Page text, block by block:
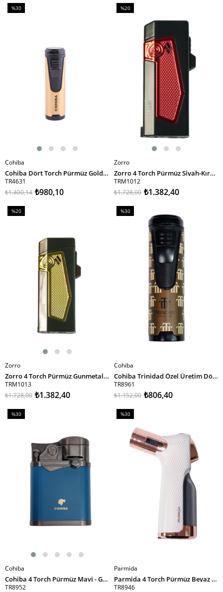
SEPETE EKLE
%30
Cohiba
Cohiba Dört Torch Pürmüz Gold Silindir Puro Çakmağı
TR4631
₺980,10
₺1.400,14
SEPETE EKLE
%20
Zorro
Zorro 4 Torch Pürmüz Siyah-Kırmızı Metal Puro Çakmağı
TRM1012
₺1.382,40
₺1.728,00
SEPETE EKLE
%20
Zorro
Zorro 4 Torch Pürmüz Gunmetal-Sarı Metal Puro Çakmağı
TRM1013
₺1.382,40
₺1.728,00
SEPETE EKLE
%30
Cohiba
Cohiba Trinidad Özel Üretim Dört Torch Pürmüz Kahverengi Puro Çakmağı
TR8961
₺806,40
₺1.152,00
SEPETE EKLE
%30
Cohiba
Cohiba 4 Torch Pürmüz Mavi - Gunmetal Puro Çakmağı
TR8952
SEPETE EKLE
%30
%30İndirim
Parmida
Parmida 4 Torch Pürmüz Beyaz Masa Tipi Puro Çakmağı
TR8946